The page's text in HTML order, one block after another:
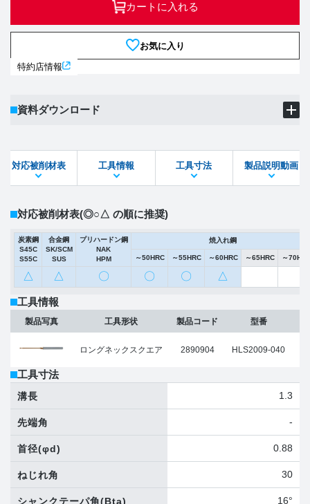
カートに入れる
お気に入り
特約店情報
資料ダウンロード
STEPファイル DXFファイル
対応被削材表 工具情報 工具寸法 製品説明動画
対応被削材表(◎○△ の順に推奨)
炭素鋼
S45C
S55C
合金鋼
SK/SCM
SUS
プリハードン鋼
NAK
HPM
焼入れ鋼
～50HRC ～55HRC ～60HRC ～65HRC ～
△ △ 〇 〇 〇 △
工具情報
製品写真 工具形状
ロングネックスクエア
製品コード
2890904
型番
HLS2009-040
工具寸法
溝長 1.3
先端角 -
首径(φd) 0.88
ねじれ角 30
シャンクテーパ角(Bta) 16°